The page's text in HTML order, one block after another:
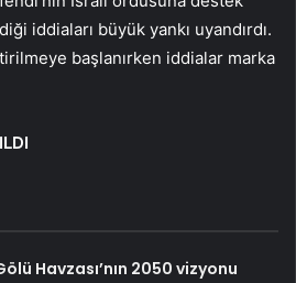
iddiaları büyük yankı uyandırdı.
başlanırken iddialar marka
Havzası’nın 2050 vizyonu